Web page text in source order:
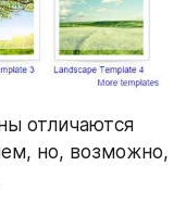
отличаются
но, возможно,